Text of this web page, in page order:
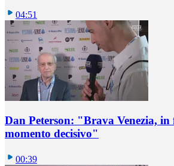
04:51
Dan Peterson: "Brava Venezia, in
momento decisivo"
00:39